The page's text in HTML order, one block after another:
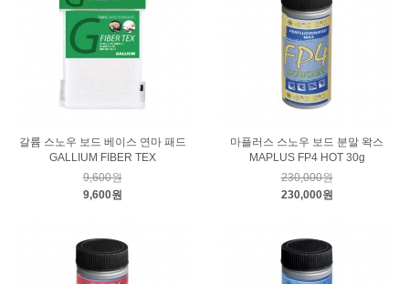
갈륨 스노우 보드 베이스 연마 패드
GALLIUM FIBER TEX
9,600원
9,600원
마플러스 스노우 보드 분말 왁스
MAPLUS FP4 HOT 30g
230,000원
230,000원